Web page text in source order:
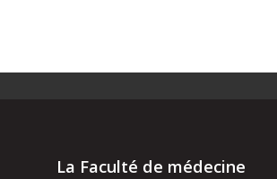
La Faculté de médecine